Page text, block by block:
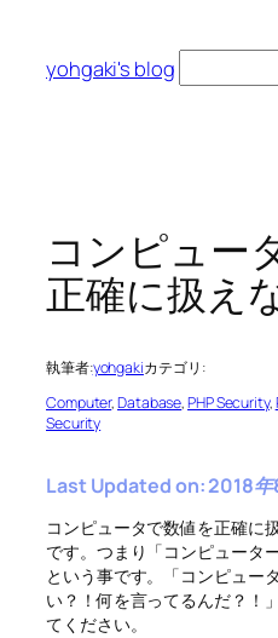
yohgaki's blog
索
コンピュー
正確に扱え
執筆者:yohgakiカテゴリ:
Computer, Database, PHP Security,
Security
Last Updated on: 2018年
コンピュータで数値を正確に
です。つまり「コンピュータ
という事です。「コンピュー
い？！何を言ってるんだ？！
てください。